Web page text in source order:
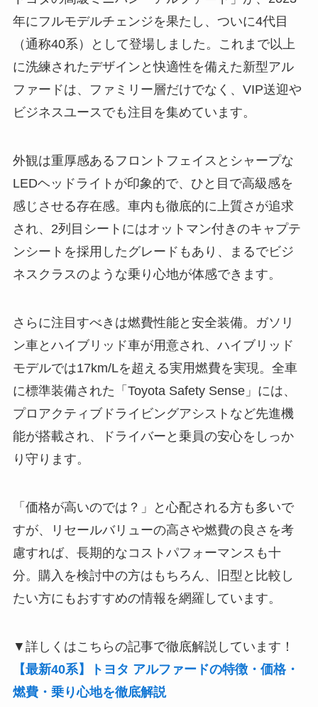
年にフルモデルチェンジを果たし、ついに4代目
（通称40系）として登場しました。これまで以上
に洗練されたデザインと快適性を備えた新型アル
ファードは、ファミリー層だけでなく、VIP送迎や
ビジネスユースでも注目を集めています。
外観は重厚感あるフロントフェイスとシャープな
LEDヘッドライトが印象的で、ひと目で高級感を
感じさせる存在感。車内も徹底的に上質さが追求
され、2列目シートにはオットマン付きのキャプテ
ンシートを採用したグレードもあり、まるでビジ
ネスクラスのような乗り心地が体感できます。
さらに注目すべきは燃費性能と安全装備。ガソリ
ン車とハイブリッド車が用意され、ハイブリッド
モデルでは17km/Lを超える実用燃費を実現。全車
に標準装備された「Toyota Safety Sense」には、
プロアクティブドライビングアシストなど先進機
能が搭載され、ドライバーと乗員の安心をしっか
り守ります。
「価格が高いのでは？」と心配される方も多いで
すが、リセールバリューの高さや燃費の良さを考
慮すれば、長期的なコストパフォーマンスも十
分。購入を検討中の方はもちろん、旧型と比較し
たい方にもおすすめの情報を網羅しています。
▼詳しくはこちらの記事で徹底解説しています！
【最新40系】トヨタ アルファードの特徴・価格・
燃費・乗り心地を徹底解説